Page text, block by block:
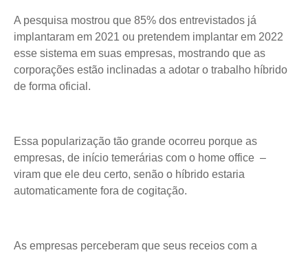
A pesquisa mostrou que 85% dos entrevistados já
implantaram em 2021 ou pretendem implantar em 2022
esse sistema em suas empresas, mostrando que as
corporações estão inclinadas a adotar o trabalho híbrido
de forma oficial.
Essa popularização tão grande ocorreu porque as
empresas, de início temerárias com o home office –
viram que ele deu certo, senão o híbrido estaria
automaticamente fora de cogitação.
As empresas perceberam que seus receios com a